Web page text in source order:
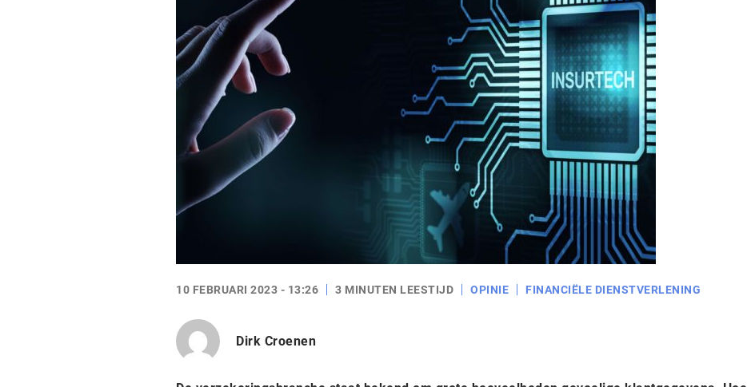
10 FEBRUARI 2023 - 13:26 3 MINUTEN LEESTIJD OPINIE FINANCIËLE DIENSTVERLENING
Dirk Croenen